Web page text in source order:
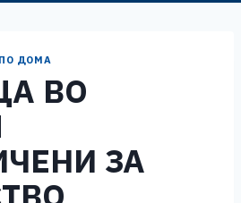
ПО ДОМА
ВО
ЗА